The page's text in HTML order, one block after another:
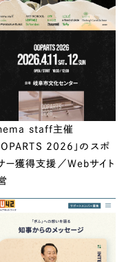
staff主催
2026」のスポ
ー獲得支援／Webサイト